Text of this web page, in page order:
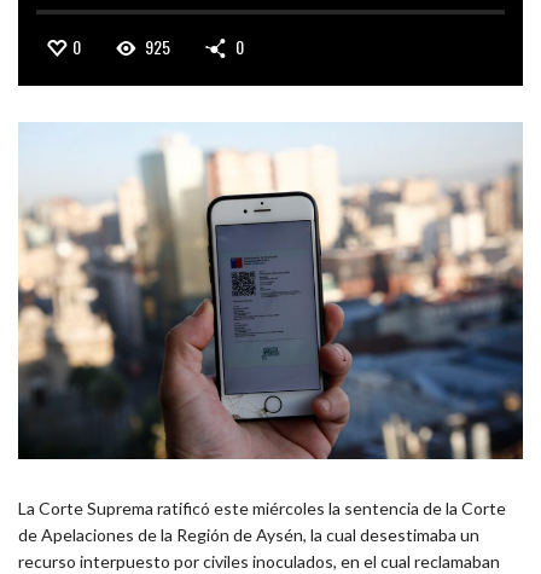
0 925 0
La Corte Suprema ratificó este miércoles la sentencia de la Corte
de Apelaciones de la Región de Aysén, la cual desestimaba un
recurso interpuesto por civiles inoculados, en el cual reclamaban